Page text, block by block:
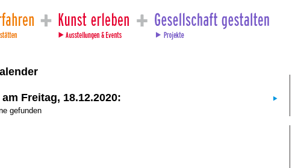
Freitag, 18.12.2020:
gefunden